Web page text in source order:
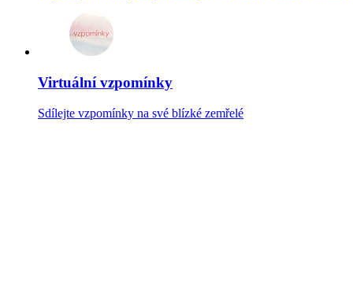
Virtuální vzpomínky
Sdílejte vzpomínky na své blízké zemřelé